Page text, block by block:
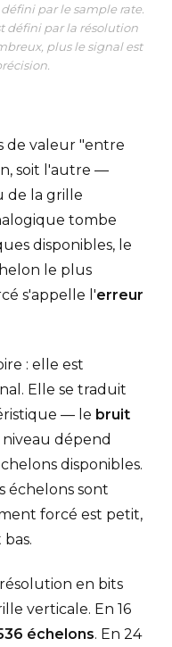
par le sample rate.
défini par la résolution
plus le signal est
de valeur "entre
soit l'autre —
de la grille
tombe
disponibles, le
le plus
s'appelle l'erreur
: elle est
Elle se traduit
— le bruit
dépend
disponibles.
échelons sont
forcé est petit,
en bits
verticale. En 16
échelons. En 24